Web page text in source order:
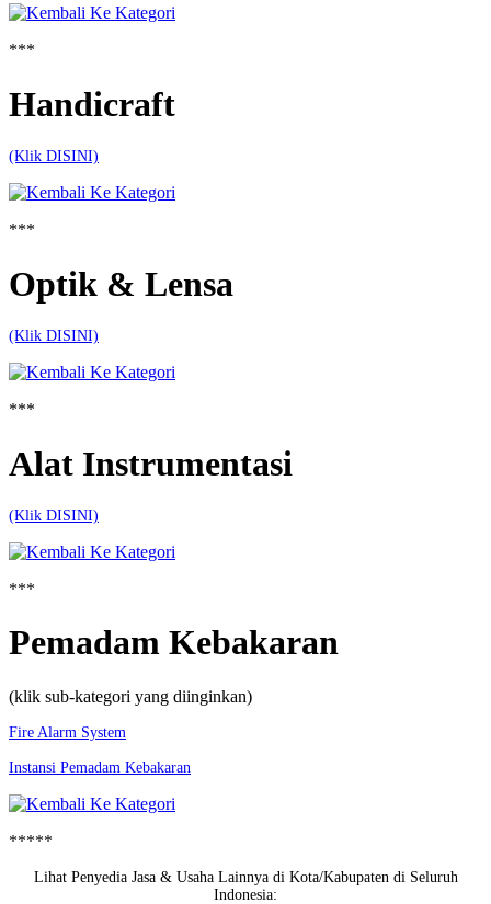
***
Handicraft
(Klik DISINI)
***
Optik & Lensa
(Klik DISINI)
***
Alat Instrumentasi
(Klik DISINI)
***
Pemadam Kebakaran
(klik sub-kategori yang diinginkan)
Fire Alarm System
Instansi Pemadam Kebakaran
*****
Lihat Penyedia Jasa & Usaha Lainnya di Kota/Kabupaten di Seluruh
Indonesia: